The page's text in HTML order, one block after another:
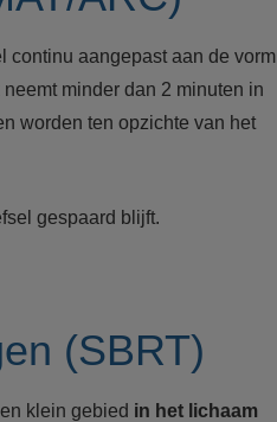
continu aangepast aan de vorm
minder dan 2 minuten in
worden ten opzichte van het
gespaard blijft.
(SBRT)
klein gebied in het lichaam